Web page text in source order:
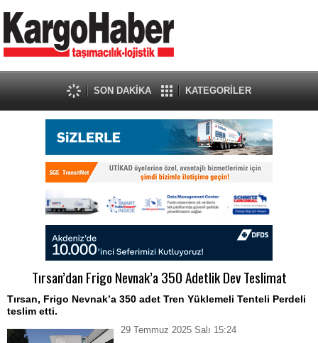
SON DAKİKA KATEGORİLER
Tırsan’dan Frigo Nevnak’a 350 Adetlik Dev Teslimat
Tırsan, Frigo Nevnak’a 350 adet Tren Yüklemeli Tenteli Perdeli
teslim etti.
29 Temmuz 2025 Salı 15:24